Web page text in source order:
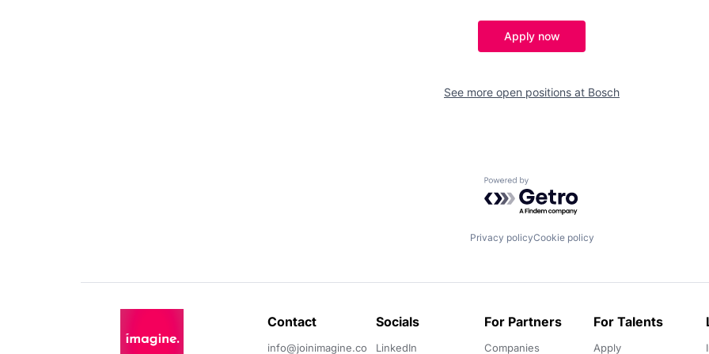
Apply now
See more open positions at Bosch
Powered by Getro.com
Privacy policyCookie policy
Contact
info@joinimagine.co
Socials
LinkedIn
For Partners
Companies
For Talents
Apply